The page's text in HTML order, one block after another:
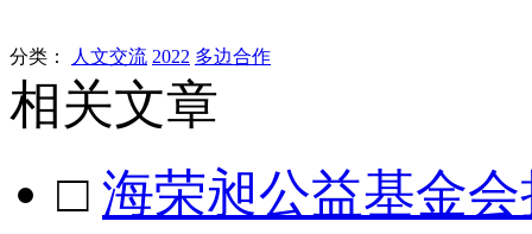
分类： 人文交流 2022 多边合作
相关文章
□ 海荣昶公益基金